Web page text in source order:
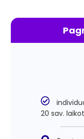
20 sav.